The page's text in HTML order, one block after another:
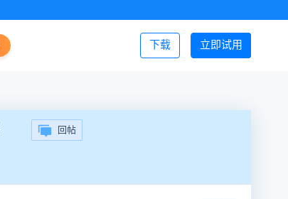
立即试用
下载 登录/注册
回帖